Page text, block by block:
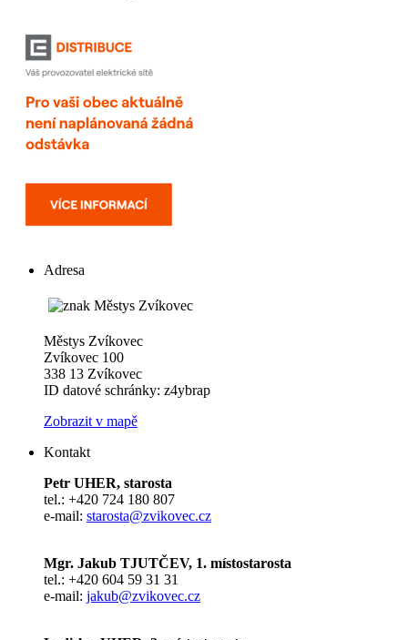
Adresa
Městys Zvíkovec
Zvíkovec 100
338 13 Zvíkovec
ID datové schránky: z4ybrap
Zobrazit v mapě
Kontakt
Petr UHER, starosta
tel.: +420 724 180 807
e-mail: starosta@zvikovec.cz
Mgr. Jakub TJUTČEV, 1. místostarosta
tel.: +420 604 59 31 31
e-mail: jakub@zvikovec.cz